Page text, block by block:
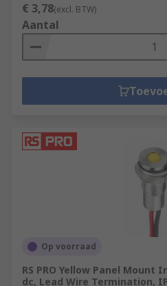
€ 3,78(excl. BTW)
Aantal
Op voorraad
RS PRO Yellow Panel Mount
dc, Lead Wire Termination,